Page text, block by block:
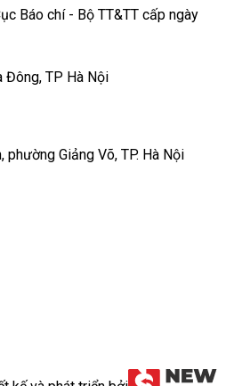
Báo chí - Bộ TT&TT cấp ngày
Đông, TP Hà Nội
Giảng Võ, TP. Hà Nội